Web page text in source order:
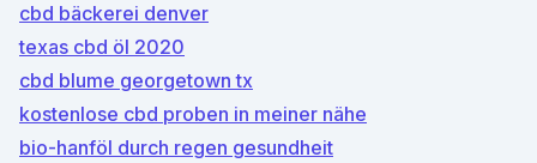
cbd bäckerei denver
texas cbd öl 2020
cbd blume georgetown tx
kostenlose cbd proben in meiner nähe
bio-hanföl durch regen gesundheit